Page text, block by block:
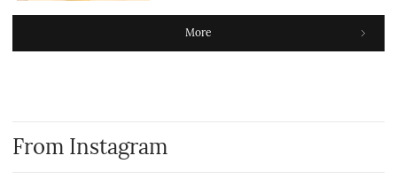
More
From Instagram